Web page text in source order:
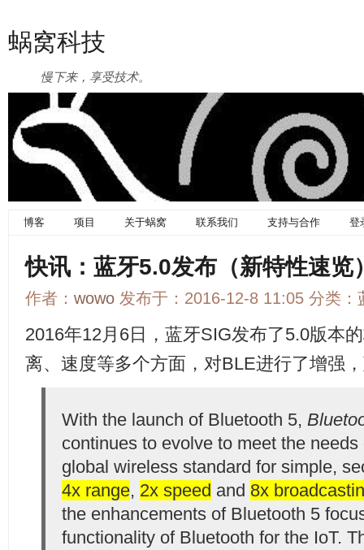
蜗窝科技
慢下来，享受技术。
博客 项目 关于蜗窝 联系我们 支持与合作 登
快讯：蓝牙5.0发布（新特性速览
作者： wowo 发布于：2016-12-8 11:05 分类：
2016年12月6日，蓝牙SIG发布了5.0版本
离、速度等多个方面，对BLE进行了增强
With the launch of Bluetooth 5,
continues to evolve to meet the
global wireless standard for simple,
4x range, 2x speed and 8x
the enhancements of Bluetooth 5
functionality of Bluetooth for the IoT.